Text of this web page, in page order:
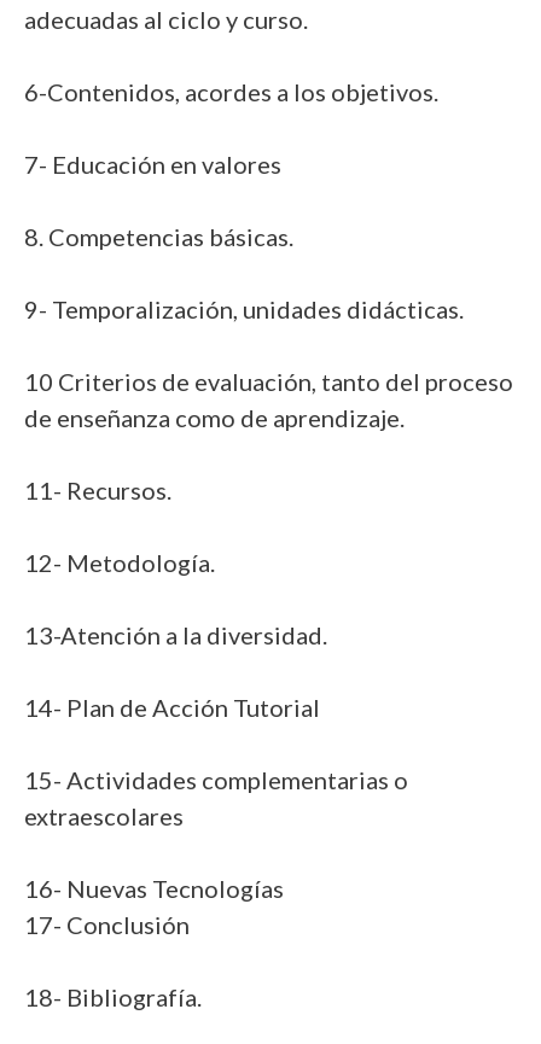
adecuadas al ciclo y curso.
6-Contenidos, acordes a los objetivos.
7- Educación en valores
8. Competencias básicas.
9- Temporalización, unidades didácticas.
10 Criterios de evaluación, tanto del proceso
de enseñanza como de aprendizaje.
11- Recursos.
12- Metodología.
13-Atención a la diversidad.
14- Plan de Acción Tutorial
15- Actividades complementarias o
extraescolares
16- Nuevas Tecnologías
17- Conclusión
18- Bibliografía.